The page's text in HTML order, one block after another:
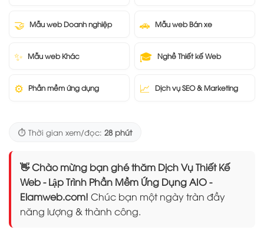
🤝 Mẫu web Doanh nghiệp 🚗 Mẫu web Bán xe
✨ Mẫu web Khác 🎓 Nghề Thiết kế Web
⚙️ Phần mềm ứng dụng 📈 Dịch vụ SEO & Marketing
⏱️ Thời gian xem/đọc: 28 phút
👋 Chào mừng bạn ghé thăm Dịch Vụ Thiết Kế
Web - Lập Trình Phần Mềm Ứng Dụng AIO -
Elamweb.com! Chúc bạn một ngày tràn đầy
năng lượng & thành công.